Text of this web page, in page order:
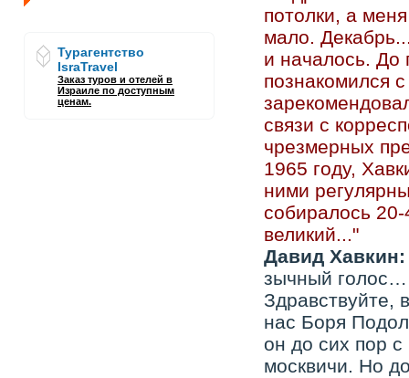
Турагентство
IsraTravel
Заказ туров и отелей в
Израиле по доступным
ценам.
потолки, а
мало.
и началось. До
познакомился
связи с
чрезмерных
1965 году,
ними
собиралось
великий..."
Давид Хавкин:
зычный голос…
Здравствуйте,
нас Боря
он до сих пор
москвичи. Но